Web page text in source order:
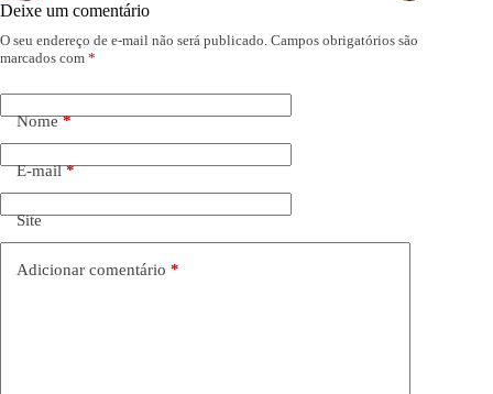
Deixe um comentário
O seu endereço de e-mail não será publicado. Campos obrigatórios são
marcados com *
Nome*
E-mail*
Site
Adicionar comentário *